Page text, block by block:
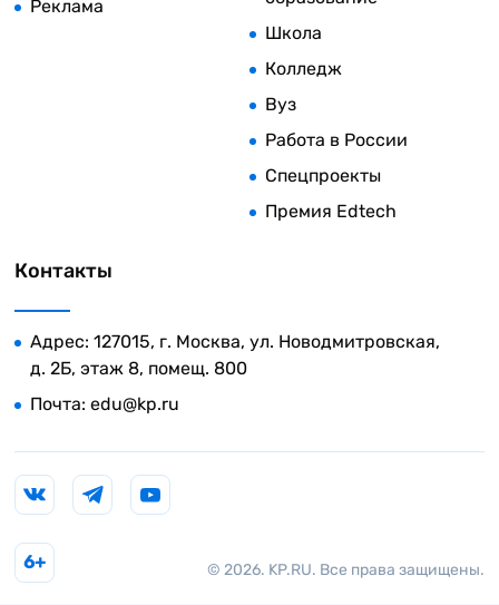
Реклама
Школа
Колледж
Вуз
Работа в России
Спецпроекты
Премия Edtech
Контакты
Адрес: 127015, г. Москва, ул. Новодмитровская,
д. 2Б, этаж 8, помещ. 800
Почта: edu@kp.ru
© 2026. KP.RU. Все права защищены.
6+